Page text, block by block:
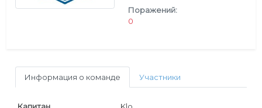
Поражений:
0
Информация о команде Участники
Капитан Klo